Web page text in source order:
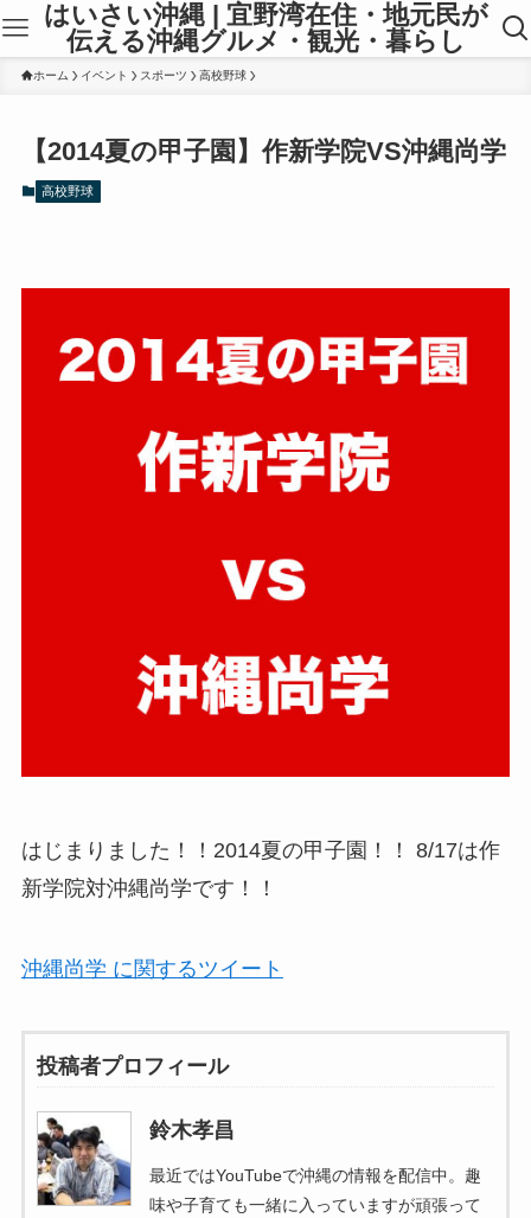
はいさい沖縄 | 宜野湾在住・地元民が
伝える沖縄グルメ・観光・暮らし
ホーム イベント スポーツ 高校野球
【2014夏の甲子園】作新学院VS沖縄尚学
高校野球
はじまりました！！2014夏の甲子園！！ 8/17は作
新学院対沖縄尚学です！！
沖縄尚学 に関するツイート
投稿者プロフィール
鈴木孝昌
最近ではYouTubeで沖縄の情報を配信中。趣
味や子育ても一緒に入っていますが頑張って